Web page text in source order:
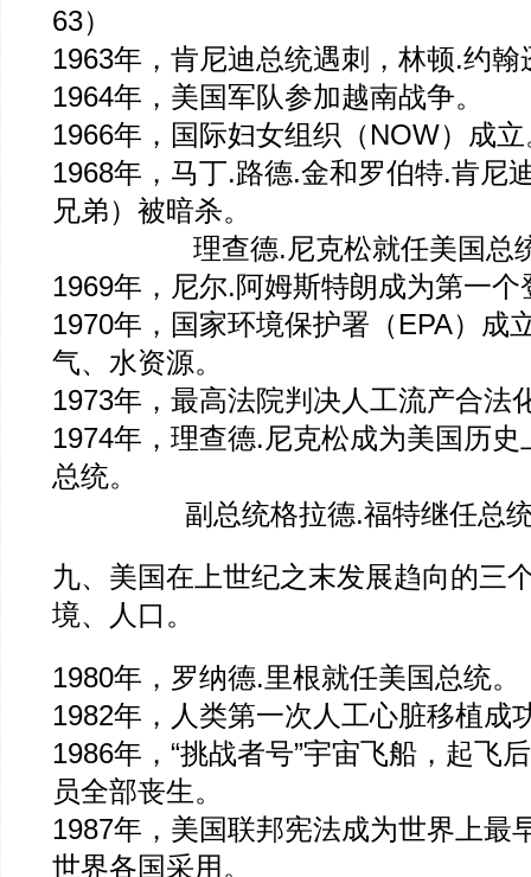
63）
1963年，肯尼迪总统遇刺，林顿.约翰
1964年，美国军队参加越南战争。
1966年，国际妇女组织（NOW）成立
1968年，马丁.路德.金和罗伯特.肯尼
兄弟）被暗杀。
理查德.尼克松就任美国总
1969年，尼尔.阿姆斯特朗成为第一个
1970年，国家环境保护署（EPA）成
气、水资源。
1973年，最高法院判决人工流产合法
1974年，理查德.尼克松成为美国历
总统。
副总统格拉德.福特继任总
九、美国在上世纪之末发展趋向的三
境、人口。
1980年，罗纳德.里根就任美国总统。
1982年，人类第一次人工心脏移植成
1986年，“挑战者号”宇宙飞船，起飞
员全部丧生。
1987年，美国联邦宪法成为世界上最
世界各国采用。